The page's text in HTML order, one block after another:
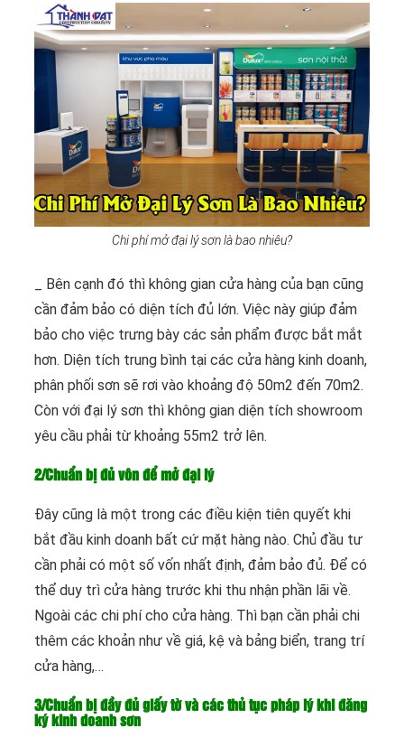
Chi phí mở đại lý sơn là bao nhiêu?
_ Bên cạnh đó thì không gian cửa hàng của bạn cũng
cần đảm bảo có diện tích đủ lớn. Việc này giúp đảm
bảo cho việc trưng bày các sản phẩm được bắt mắt
hơn. Diện tích trung bình tại các cửa hàng kinh doanh,
phân phối sơn sẽ rơi vào khoảng độ 50m2 đến 70m2.
Còn với đại lý sơn thì không gian diện tích showroom
yêu cầu phải từ khoảng 55m2 trở lên.
2/Chuẩn bị đủ vôn để mở đại lý
Đây cũng là một trong các điều kiện tiên quyết khi
bắt đầu kinh doanh bất cứ mặt hàng nào. Chủ đầu tư
cần phải có một số vốn nhất định, đảm bảo đủ. Để có
thể duy trì cửa hàng trước khi thu nhận phần lãi về.
Ngoài các chi phí cho cửa hàng. Thì bạn cần phải chi
thêm các khoản như về giá, kệ và bảng biển, trang trí
cửa hàng,…
3/Chuẩn bị đầy đủ giấy tờ và các thủ tục pháp lý khi đăng
ký kinh doanh sơn